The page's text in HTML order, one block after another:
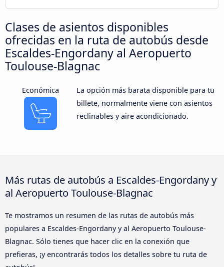
Clases de asientos disponibles
ofrecidas en la ruta de autobús desde
Escaldes-Engordany al Aeropuerto
Toulouse-Blagnac
Económica
La opción más barata disponible para tu
billete, normalmente viene con asientos
reclinables y aire acondicionado.
Más rutas de autobús a Escaldes-Engordany y
al Aeropuerto Toulouse-Blagnac
Te mostramos un resumen de las rutas de autobús más
populares a Escaldes-Engordany y al Aeropuerto Toulouse-
Blagnac. Sólo tienes que hacer clic en la conexión que
prefieras, ¡y encontrarás todos los detalles sobre tu ruta de